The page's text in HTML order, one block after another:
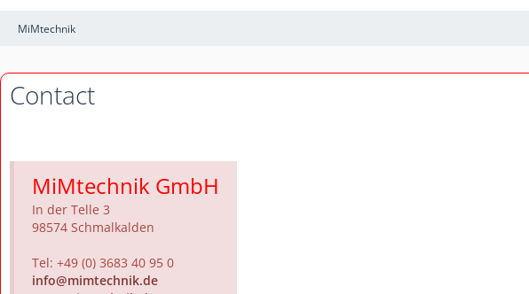
MiMtechnik
Contact
MiMtechnik GmbH
In der Telle 3
98574 Schmalkalden
Tel: +49 (0) 3683 40 95 0
info@mimtechnik.de